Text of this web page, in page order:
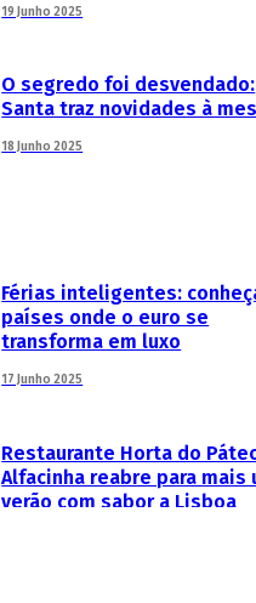
19 Junho 2025
O segredo foi desvendado:
Santa traz novidades à
18 Junho 2025
Férias inteligentes:
países onde o euro se
transforma em luxo
17 Junho 2025
Restaurante Horta do
Alfacinha reabre para mais
verão com sabor a Lisboa